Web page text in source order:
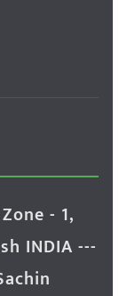
- 1,
INDIA ---